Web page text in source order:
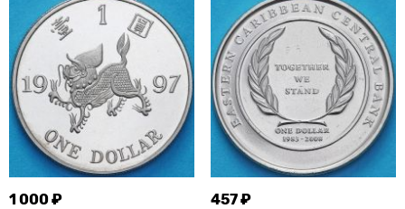
1 000 ₽ 457 ₽